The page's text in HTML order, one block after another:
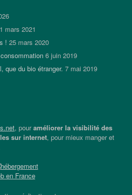
1 mars 2021
! 25 mars 2020
6 juin 2019
que du bio étranger. 7 mai 2019
, pouraméliorer la visibilité des
sur internet, pour mieux manger et